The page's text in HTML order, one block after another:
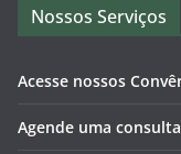
Nossos Serviços
Acesse nossos
Agende uma